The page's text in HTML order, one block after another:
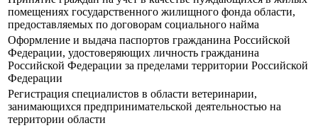
помещениях государственного жилищного фонда области,
предоставляемых по договорам социального найма
Оформление и выдача паспортов гражданина Российской
Федерации, удостоверяющих личность гражданина
Российской Федерации за пределами территории Российской
Федерации
Регистрация специалистов в области ветеринарии,
занимающихся предпринимательской деятельностью на
территории области